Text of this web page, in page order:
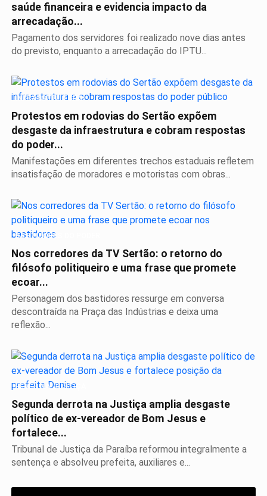
saúde financeira e evidencia impacto da
arrecadação...
Pagamento dos servidores foi realizado nove dias antes
do previsto, enquanto a arrecadação do IPTU...
INFRAESTRUTURA
Protestos em rodovias do Sertão expõem
desgaste da infraestrutura e cobram respostas
do poder...
Manifestações em diferentes trechos estaduais refletem
insatisfação de moradores e motoristas com obras...
BASTIDORES DO PODER
Nos corredores da TV Sertão: o retorno do
filósofo politiqueiro e uma frase que promete
ecoar...
Personagem dos bastidores ressurge em conversa
descontraída na Praça das Indústrias e deixa uma
reflexão...
REVÉS NA JUSTIÇA
Segunda derrota na Justiça amplia desgaste
político de ex-vereador de Bom Jesus e
fortalece...
Tribunal de Justiça da Paraíba reformou integralmente a
sentença e absolveu prefeita, auxiliares e...